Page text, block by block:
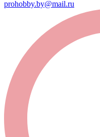
prohobby.by@mail.ru